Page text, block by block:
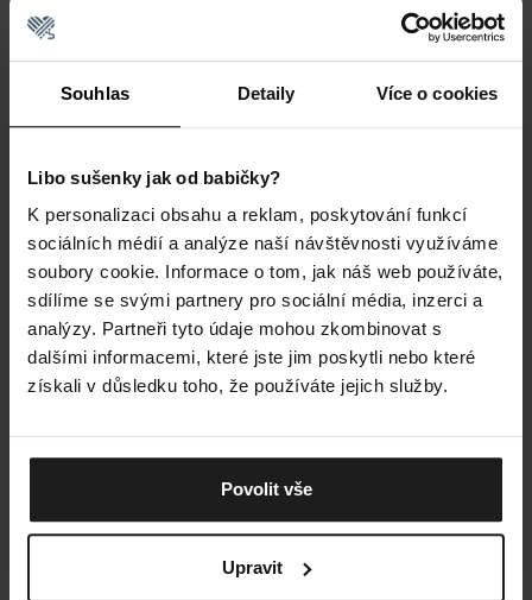
Souhlas Detaily Více o cookies
Libo sušenky jak od babičky?
K personalizaci obsahu a reklam, poskytování funkcí
sociálních médií a analýze naší návštěvnosti využíváme
soubory cookie. Informace o tom, jak náš web používáte,
sdílíme se svými partnery pro sociální média, inzerci a
analýzy. Partneři tyto údaje mohou zkombinovat s
dalšími informacemi, které jste jim poskytli nebo které
získali v důsledku toho, že používáte jejich služby.
Povolit vše
Upravit
aktivity od
po posilování
vyzkoušejte ponožky s kompresní silou 18-23
mmHg.
kategorie se pohybuje v rozmezí 23-46 mmHg.
Jsou využívány k ryze zdravotnickým účelům a
jejich použití doporučujeme probrat s lékařem.
Materiál
Dalším důležitým aspektem je výběr materiálu,
který má být přizpůsobivý teplotním
zvýšené sportovní aktivitě by měla ponožka
dobře odvádět vlhkost, k čemuž je dobrý
například polyamid. Nakonec se podívejte také
stříbra na povrchu vláken. Tyto ionty účinkují